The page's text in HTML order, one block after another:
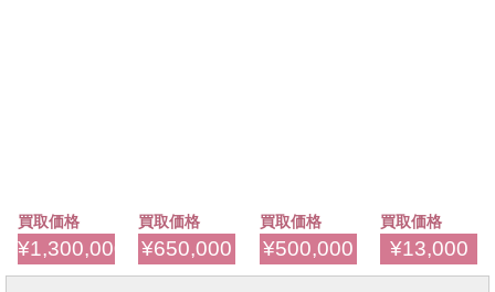
買取価格
¥1,300,000
買取価格
¥650,000
買取価格
¥500,000
買取価格
¥13,000